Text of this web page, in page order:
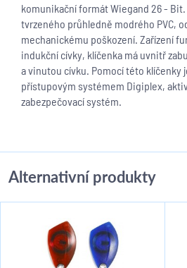
komunikační formát Wiegand 26 -
tvrzeného průhledně modrého PVC,
mechanickému poškození. Zařízení
indukční cívky, klíčenka má uvnitř
a vinutou cívku. Pomocí této klíčenky
přístupovým systémem Digiplex,
zabezpečovací systém.
Alternativní produkty